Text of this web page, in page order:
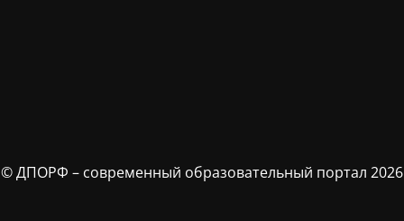
© ДПОРФ – современный образовательный портал 2026